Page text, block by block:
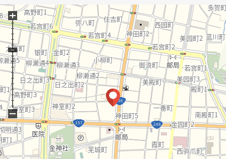
○ 门口有鞋櫃
○ 洗脸室有毛巾收纳处
○ 南向曝光面阳台有洗手台
0 室内清洁济(2026年6月完毕)
+
−